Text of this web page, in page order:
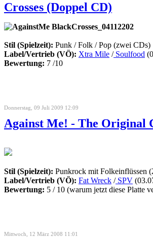
Crosses (Doppel CD)
Stil (Spielzeit): Punk / Folk / Pop (zwei CDs)
Label/Vertrieb (VÖ): Xtra Mile /Soulfood
Bewertung: 7 /10
Donnerstag, 09 Juli 2009 12:09
Against Me! - The Original
Stil (Spielzeit): Punkrock mit Folkeinflüssen
Label/Vertrieb (VÖ): Fat Wreck /SPV
Bewertung: 5 / 10 (warum jetzt diese Platte
Mittwoch, 12 März 2008 11:01